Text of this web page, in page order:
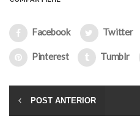
Facebook Twitter
Pinterest Tumblr
POST ANTERIOR